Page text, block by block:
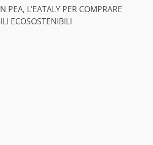
PEA, L’EATALY PER COMPRARE
ECOSOSTENIBILI